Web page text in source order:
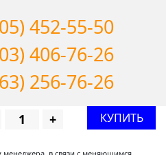
452-55-50
406-76-26
256-76-26
+ КУПИТЬ